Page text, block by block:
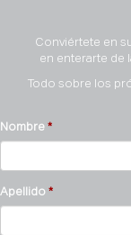
Conviértete en
en enterarte de
Todo sobre los
Nombre
Apellido